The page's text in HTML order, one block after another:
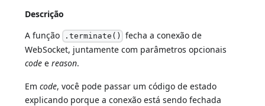
Descrição
A função .terminate() fecha a conexão de
WebSocket, juntamente com parâmetros opcionais
code ereason.
Emcode, você pode passar um código de estado
explicando porque a conexão está sendo fechada